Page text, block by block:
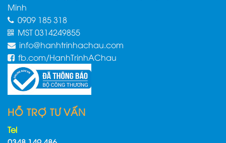
Minh
0909 185 318
MST 0314249855
info@hanhtrinhachau.com
fb.com/HanhTrinhAChau
HỖ TRỢ TƯ VẤN
Tel